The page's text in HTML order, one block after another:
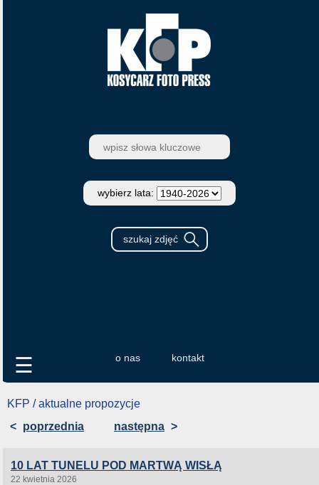
wybierz lata:
o nas kontakt
☰
KFP / aktualne propozycje
< poprzednia następna >
10 LAT TUNELU POD MARTWĄ WISŁĄ
22 kwietnia 2026